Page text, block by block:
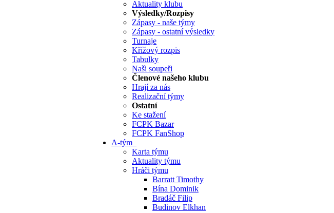
Aktuality klubu
Výsledky/Rozpisy
Zápasy - naše týmy
Zápasy - ostatní výsledky
Turnaje
Křížový rozpis
Tabulky
Naši soupeři
Členové našeho klubu
Hrají za nás
Realizační týmy
Ostatní
Ke stažení
FCPK Bazar
FCPK FanShop
A-tým
Karta týmu
Aktuality týmu
Hráči týmu
Barratt Timothy
Bína Dominik
Bradáč Filip
Budinov Elkhan